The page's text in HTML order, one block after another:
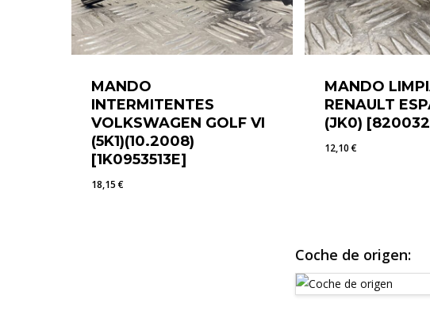
MANDO
INTERMITENTES
VOLKSWAGEN GOLF VI
(5K1)(10.2008)
[1K0953513E]
18,15€
MANDO
RENAULT
(JK0)
12,10€
Coche de origen: